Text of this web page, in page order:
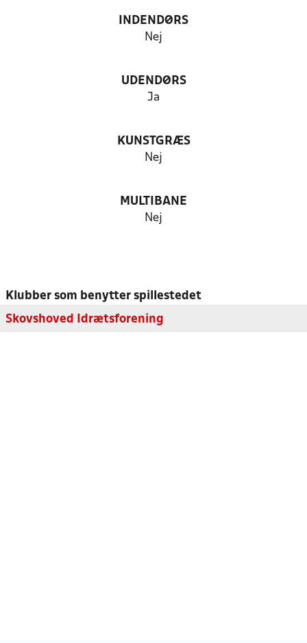
INDENDØRS
Nej
UDENDØRS
Ja
KUNSTGRÆS
Nej
MULTIBANE
Nej
Klubber som benytter spillestedet
Skovshoved Idrætsforening